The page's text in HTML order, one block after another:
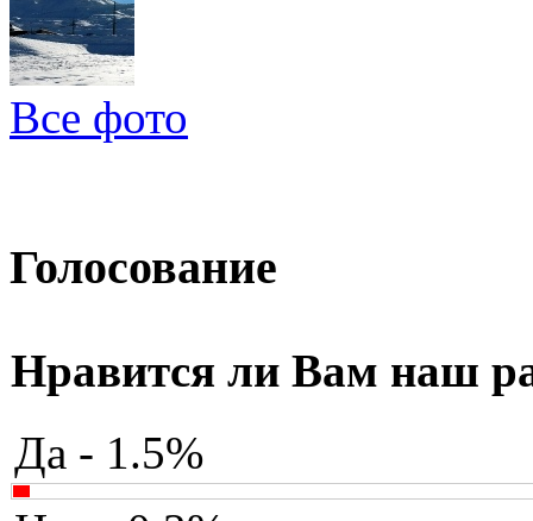
Все фото
Голосование
Нравится ли Вам наш
Да - 1.5%